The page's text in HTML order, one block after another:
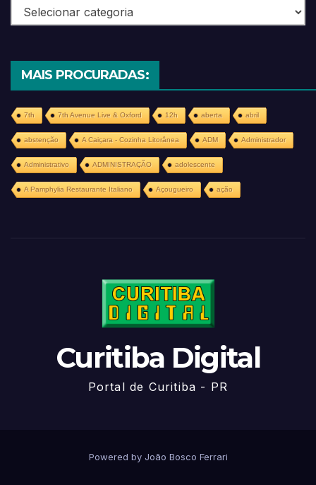
Categorias
MAIS PROCURADAS:
7th 7th Avenue Live & Oxford 12h aberta abril
abstenção A Caiçara - Cozinha Litorânea ADM Administrador
Administrativo ADMINISTRAÇÃO adolescente
A Pamphylia Restaurante Italiano Açougueiro ação
Curitiba Digital
Portal de Curitiba - PR
Powered by João Bosco Ferrari